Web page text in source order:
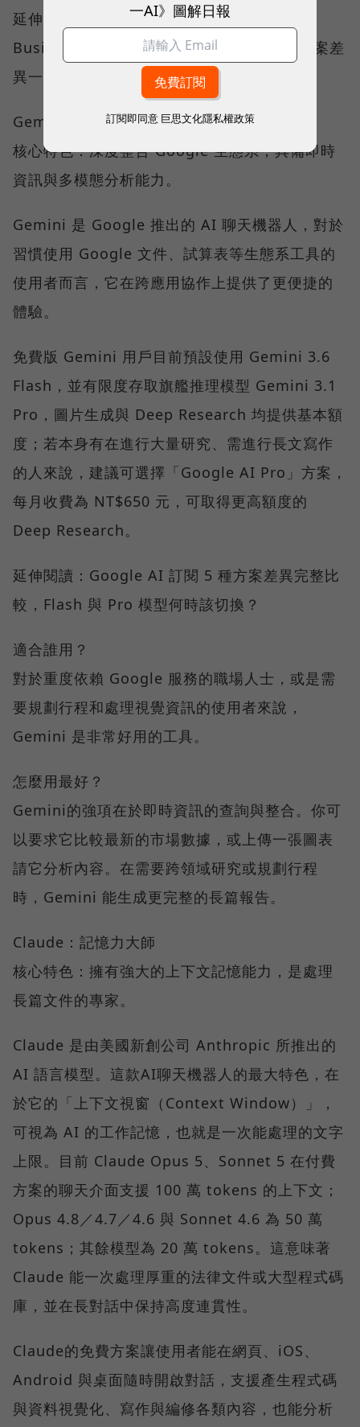
延伸閱讀：公司要導入 ChatGPT 該買哪種？
Business、Enterprise 和個人方案，6 種方案差
異一次看
Gemini：Google生態整合者
核心特色：深度整合 Google 生態系，具備即時
資訊與多模態分析能力。
Gemini 是 Google 推出的 AI 聊天機器人，對於
習慣使用 Google 文件、試算表等生態系工具的
使用者而言，它在跨應用協作上提供了更便捷的
體驗。
免費版 Gemini 用戶目前預設使用 Gemini 3.6
Flash，並有限度存取旗艦推理模型 Gemini 3.1
Pro，圖片生成與 Deep Research 均提供基本額
度；若本身有在進行大量研究、需進行長文寫作
的人來說，建議可選擇「Google AI Pro」方案，
每月收費為 NT$650 元，可取得更高額度的
Deep Research。
延伸閱讀：Google AI 訂閱 5 種方案差異完整比
較，Flash 與 Pro 模型何時該切換？
適合誰用？
對於重度依賴 Google 服務的職場人士，或是需
要規劃行程和處理視覺資訊的使用者來說，
Gemini 是非常好用的工具。
怎麼用最好？
Gemini的強項在於即時資訊的查詢與整合。你可
以要求它比較最新的市場數據，或上傳一張圖表
請它分析內容。在需要跨領域研究或規劃行程
時，Gemini 能生成更完整的長篇報告。
Claude：記憶力大師
核心特色：擁有強大的上下文記憶能力，是處理
長篇文件的專家。
Claude 是由美國新創公司 Anthropic 所推出的
AI 語言模型。這款AI聊天機器人的最大特色，在
於它的「上下文視窗（Context Window）」，
可視為 AI 的工作記憶，也就是一次能處理的文字
上限。目前 Claude Opus 5、Sonnet 5 在付費
方案的聊天介面支援 100 萬 tokens 的上下文；
Opus 4.8／4.7／4.6 與 Sonnet 4.6 為 50 萬
tokens；其餘模型為 20 萬 tokens。這意味著
Claude 能一次處理厚重的法律文件或大型程式碼
庫，並在長對話中保持高度連貫性。
Claude的免費方案讓使用者能在網頁、iOS、
Android 與桌面隨時開啟對話，支援產生程式碼
與資料視覺化、寫作與編修各類內容，也能分析
一AI》圖解日報
訂閱即同意 巨思文化隱私權政策